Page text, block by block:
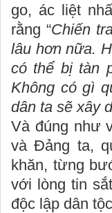
go, ác liệt
rằng “Chiến
lâu hơn nữa.
có thể bị tàn
Không có gì
dân ta sẽ xây
Và đúng như
và Đảng ta,
khăn, từng
với lòng tin
độc lập dân